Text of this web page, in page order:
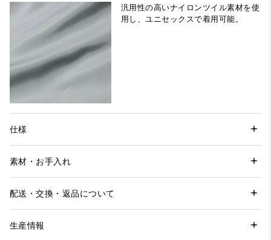
汎用性の高いナイロンツイル素材を使
用し、ユニセックスで着用可能。
仕様
素材・お手入れ
配送・交換・返品について
生産情報